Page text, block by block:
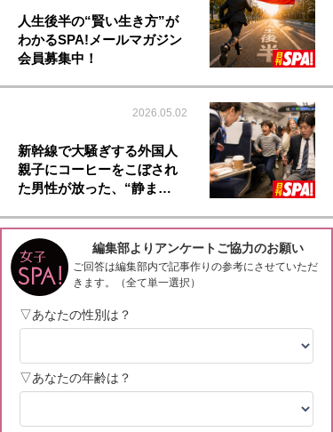
人生後半の“賢い生き方”が
わかるSPA!メールマガジン
会員募集中！
2026.05.02
新幹線で大騒ぎする外国人
親子にコーヒーをこぼされ
た男性が放った、“静ま…